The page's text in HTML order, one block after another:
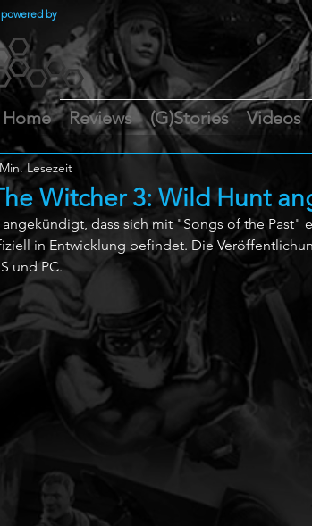
powered by
Home Reviews (G)Stories Videos
Witcher 3: Wild Hunt
Lesezeit
angekündigt, dass sich mit "Songs of the Past"
in Entwicklung befindet. Die
und PC.